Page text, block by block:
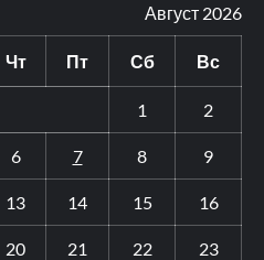
Август 2026
Чт Пт Сб Вс
1 2
6 7 8 9
13 14 15 16
20 21 22 23